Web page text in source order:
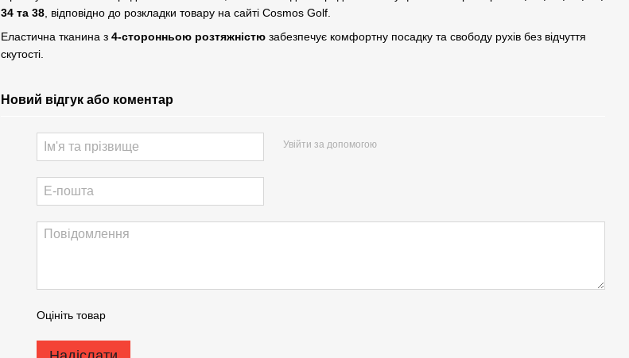
34 та 38, відповідно до розкладки товару на сайті Cosmos Golf.
Еластична тканина з 4-сторонньою розтяжністюзабезпечує комфортну посадку та свободу рухів без відчуття
скутості.
Новий відгук або коментар
Увійти за допомогою
Оцініть товар